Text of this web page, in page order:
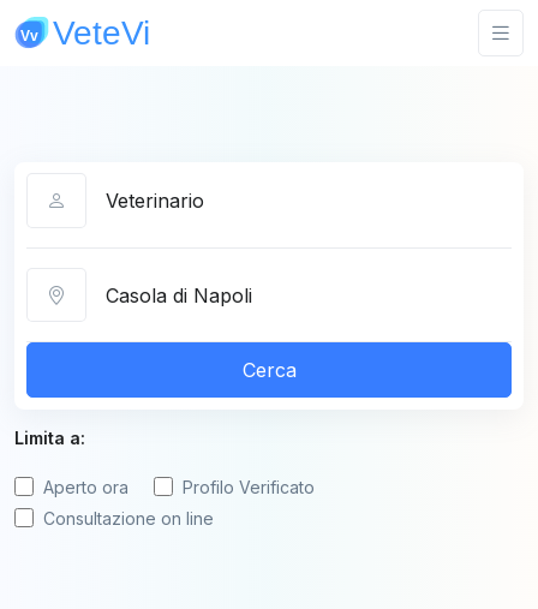
Cerca
Limita a:
Aperto ora
Profilo Verificato
Consultazione on line